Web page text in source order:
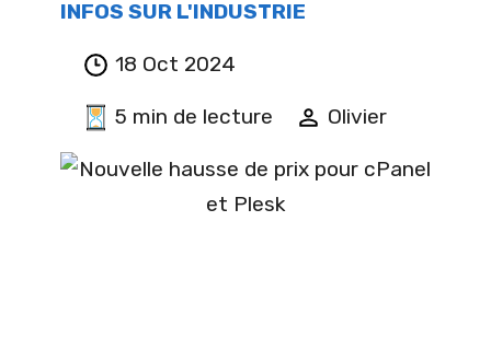
INFOS SUR L'INDUSTRIE
18 Oct 2024
5 min de lecture Olivier